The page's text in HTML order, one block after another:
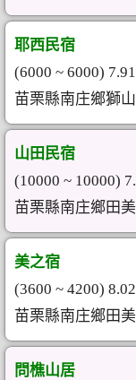
耶西民宿
(6000 ~ 6000)
苗栗縣南庄鄉獅
山田民宿
(10000 ~ 10000)
苗栗縣南庄鄉田
美之宿
(3600 ~ 4200)
苗栗縣南庄鄉田
問樵山居